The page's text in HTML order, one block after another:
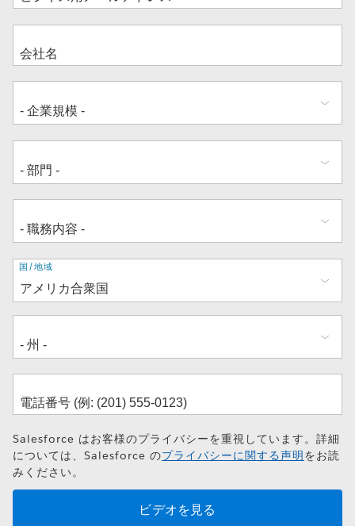
住
所
国/地域
Salesforce はお客様のプライバシーを重視しています。詳細
については、Salesforce のプライバシーに関する声明をお読
みください。